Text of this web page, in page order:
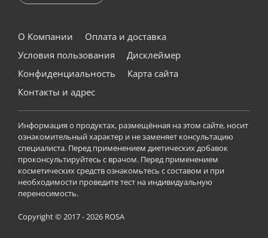
О Компании
Оплата и доставка
Условия пользования
Дисклеймер
Конфиденциальность
Карта сайта
Контакты и адрес
Информация о продуктах, размещённая на этом сайте, носит
ознакомительный характер и не заменяет консультацию
специалиста. Перед применением диетических добавок
проконсультируйтесь с врачом. Перед применением
косметических средств ознакомьтесь с составом и при
необходимости проведите тест на индивидуальную
переносимость.
Copyright © 2017 - 2026 ROSA